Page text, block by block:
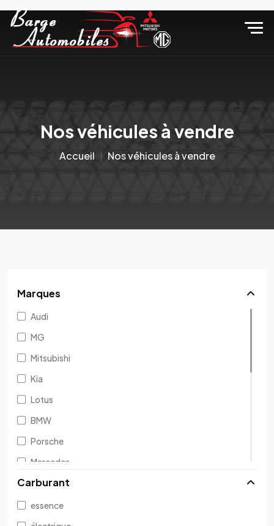
Nos véhicules à vendre
Accueil Nos véhicules à vendre
Marques
Audi
MG
Mitsubishi
Kia
Lotus
BMW
Porsche
Mercedes
Dacia
Citroën
Carburant
essence